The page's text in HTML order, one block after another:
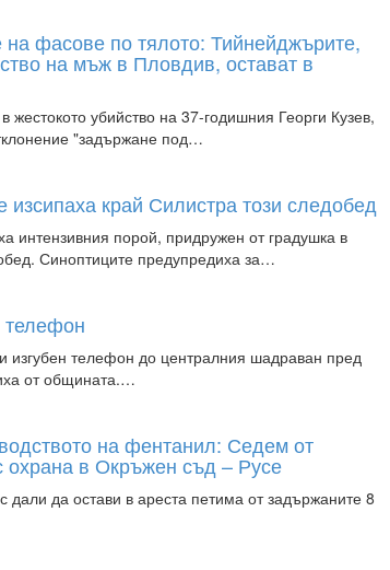
фасове по тялото: Тийнейджърите,
на мъж в Пловдив, остават в
убийство на 37-годишния Георги Кузев,
"задържане под…
край Силистра този следобед
интензивния порой, придружен от градушка в
Синоптиците предупредиха за…
телефон
изгубен телефон до централния шадраван пред
от общината.…
на фентанил: Седем от
охрана в Окръжен съд – Русе
да остави в ареста петима от задържаните 8